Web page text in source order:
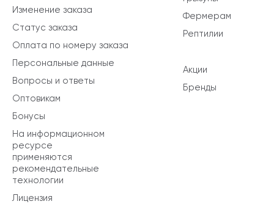
Фермерам
Рептилии
Акции
Бренды
Изменение заказа
Статус заказа
Оплата по номеру заказа
Персональные данные
Вопросы и ответы
Оптовикам
Бонусы
На информационном
ресурсе
применяются
рекомендательные
технологии
Лицензия